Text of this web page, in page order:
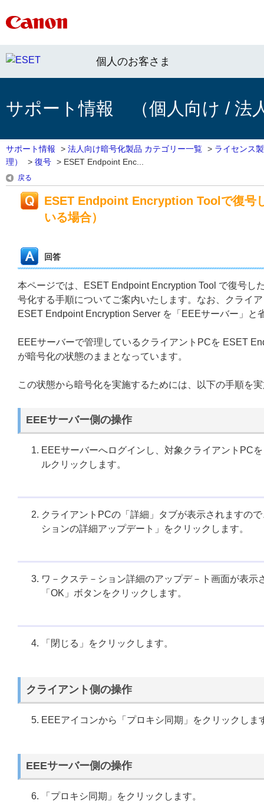
個人のお客さま
サポート情報 （個人向け / 法
サポート情報 > 法人向け暗号化製品 カテゴリー一覧 > ライセンス
理）
> 復号 > ESET Endpoint Enc...
戻る
ESET Endpoint Encryption Toolで復号
いる場合）
回答
本ページでは、ESET Endpoint Encryption Tool で復号
号化する手順についてご案内いたします。なお、クライ
ESET Endpoint Encryption Server を「EEEサーバー」と
EEEサーバーで管理しているクライアントPCを ESET
が暗号化の状態のままとなっています。
この状態から暗号化を実施するためには、以下の手順を
EEEサーバー側の操作
EEEサーバーへログインし、対象クライアントPC
ルクリックします。
クライアントPCの「詳細」タブが表示されますの
ションの詳細アップデート」をクリックします。
ワ－クステ－ション詳細のアップデ－ト画面が表示
「OK」ボタンをクリックします。
「閉じる」をクリックします。
クライアント側の操作
EEEアイコンから「プロキシ同期」をクリックしま
EEEサーバー側の操作
「プロキシ同期」をクリックします。